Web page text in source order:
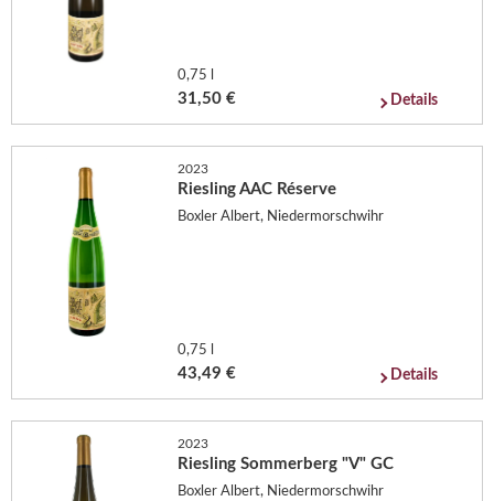
0,75 l
31,50 € Details
2023
Riesling AAC Réserve
Boxler Albert, Niedermorschwihr
0,75 l
43,49 € Details
2023
Riesling Sommerberg "V" GC
Boxler Albert, Niedermorschwihr